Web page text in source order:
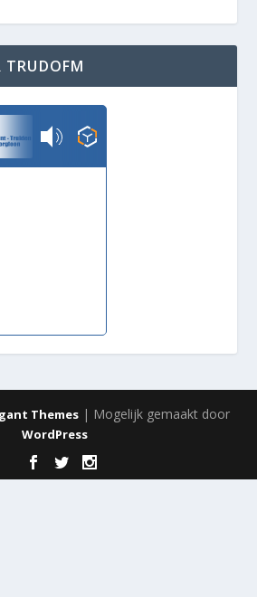
TRUDOFM
TrudoFM
Themes| Mogelijk gemaakt door
WordPress